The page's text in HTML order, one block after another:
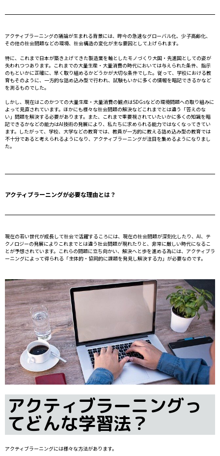
アクティブラーニングの議論が生まれる背景には、昨今の急速なグローバル化、少子高齢化、
その他の社会問題などの環境、社会構造の変化が主な要因として上げられます。
特に、これまで日本が築き上げてきた製造業を軸としたモノづくり大国・先進国としての姿が
失われつつあります。これまでの大量生産・大量消費の時代においては与えられた条件、指示
のもといかに正確に、早く取り組めるかどうかが大切な条件でした。従って、学校における教
育もそのように、一方的な詰め込み型で行われ、試験もいかに多くの情報を暗記できるかなど
を測るものでした。
しかし、現在はこのかつての大量生産・大量消費の観点はSDGsなどの環境問題への取り組みに
よって見直されています。ほかにも様々な社会問題の解決などこれまでとは違う「答えのな
い」問題を解決する必要があります。また、これまで重要視されていたいかに多くの知識を暗
記できるかなどの能力はAI技術の発展により、私たちに求められる能力ではなくなってきてい
ます。したがって、学校、大学などの教育では、教員が一方的に教える詰め込み型の教育では
不十分であると考えられるようになり、アクティブラーニングが注目を集めるようになりまし
た。
アクティブラーニングが必要な理由とは？
現在の若い世代が成長して社会で活躍するころには、現在の社会問題が深刻化したり、AI、テ
クノロジーの発展によりこれまでとは違う社会問題が現れたりと、非常に厳しい時代になるこ
とが予想されています。これらの問題に立ち向かい、解決へと歩を進める為には、アクティブラ
ーニングによって得られる「主体的・協同的に課題を発見し解決する力」が必要なのです。
アクティブラーニングっ
てどんな学習法？
アクティブラーニングには様々な方法があります。